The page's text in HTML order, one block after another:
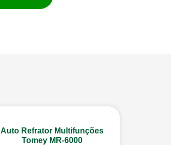
Auto Refrator Multifunções
Tomey MR-6000